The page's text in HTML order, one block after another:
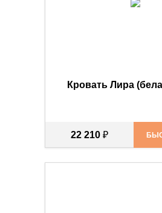
Кровать Лира
22 210 ₽